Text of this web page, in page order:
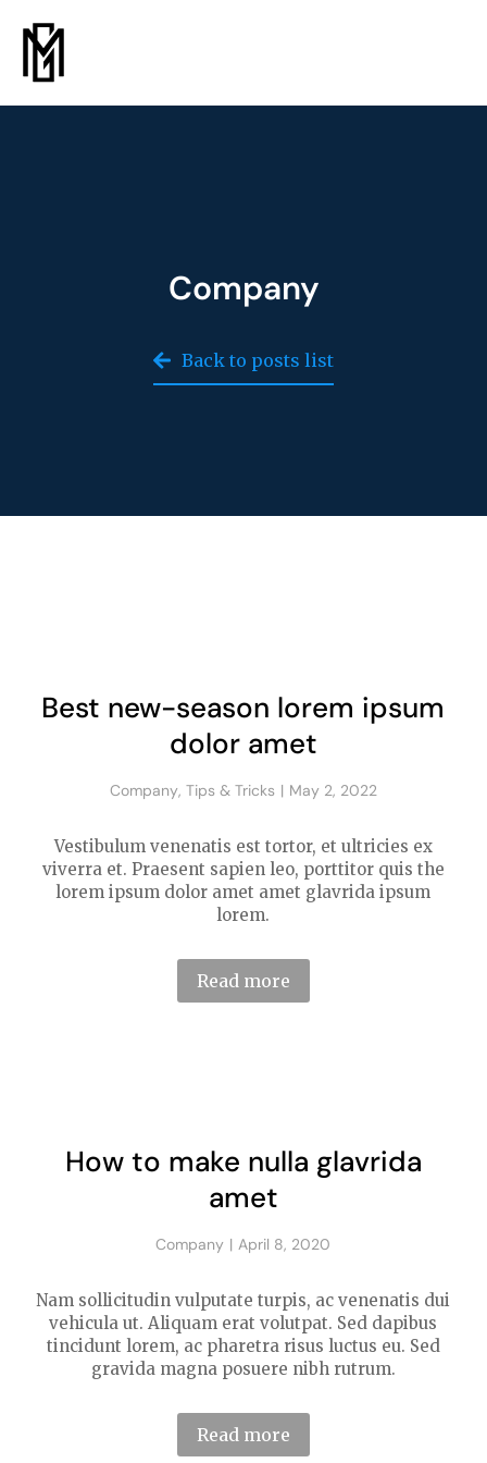
Company
Back to posts list
Best new-season lorem ipsum
dolor amet
Company, Tips & Tricks May 2, 2022
Vestibulum venenatis est tortor, et ultricies ex
viverra et. Praesent sapien leo, porttitor quis the
lorem ipsum dolor amet amet glavrida ipsum
lorem.
Read more
How to make nulla glavrida
amet
Company April 8, 2020
Nam sollicitudin vulputate turpis, ac venenatis dui
vehicula ut. Aliquam erat volutpat. Sed dapibus
tincidunt lorem, ac pharetra risus luctus eu. Sed
gravida magna posuere nibh rutrum.
Read more